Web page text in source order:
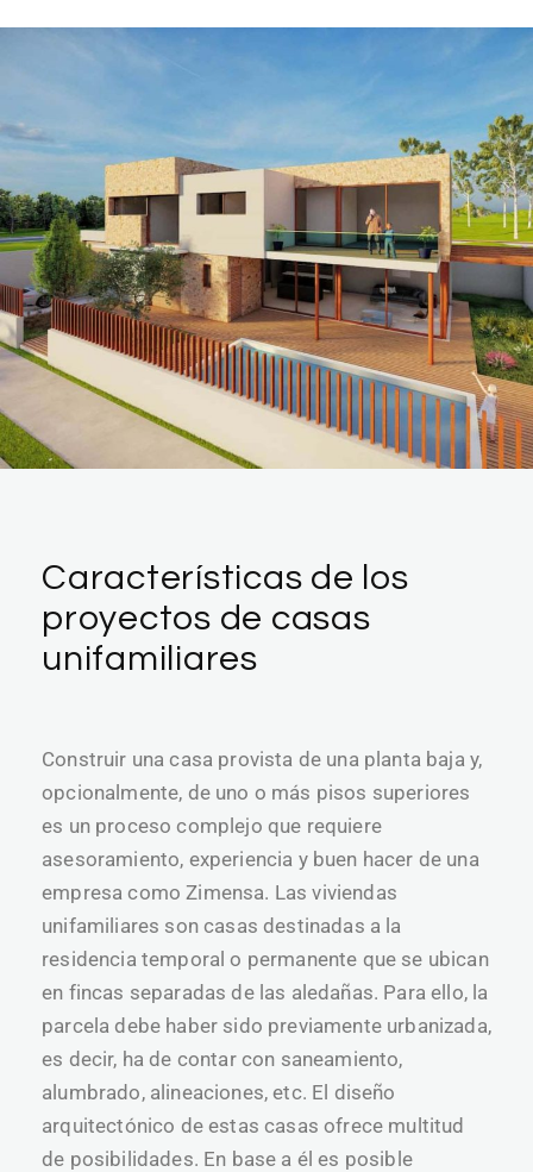
Características de los
proyectos de casas
unifamiliares
Construir una casa provista de una planta baja y,
opcionalmente, de uno o más pisos superiores
es un proceso complejo que requiere
asesoramiento, experiencia y buen hacer de una
empresa como Zimensa. Las viviendas
unifamiliares son casas destinadas a la
residencia temporal o permanente que se ubican
en fincas separadas de las aledañas. Para ello, la
parcela debe haber sido previamente urbanizada,
es decir, ha de contar con saneamiento,
alumbrado, alineaciones, etc. El diseño
arquitectónico de estas casas ofrece multitud
de posibilidades. En base a él es posible